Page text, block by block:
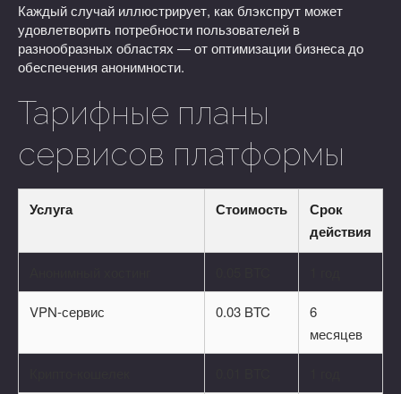
Каждый случай иллюстрирует, как блэкспрут может
удовлетворить потребности пользователей в
разнообразных областях — от оптимизации бизнеса до
обеспечения анонимности.
Тарифные планы
сервисов платформы
Услуга Стоимость
Срок
действия
VPN-сервис 0.03 BTC
6
месяцев